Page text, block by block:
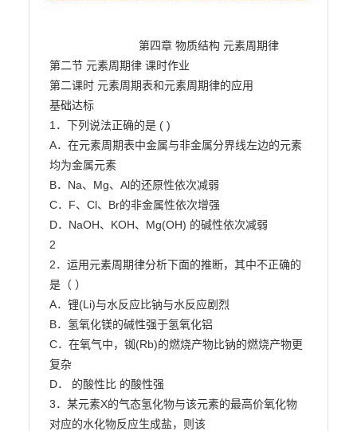
第二节 元素周期律 课时作业
第二课时 元素周期表和元素周期律的应用
基础达标
1．下列说法正确的是 ( )
A．在元素周期表中金属与非金属分界线左边的元素
均为金属元素
B．Na、Mg、Al的还原性依次减弱
C．F、Cl、Br的非金属性依次增强
D．NaOH、KOH、Mg(OH) 的碱性依次减弱
2
2．运用元素周期律分析下面的推断，其中不正确的
是（ ）
A．锂(Li)与水反应比钠与水反应剧烈
B．氢氧化镁的碱性强于氢氧化铝
C．在氧气中，铷(Rb)的燃烧产物比钠的燃烧产物更
复杂
D． 的酸性比 的酸性强
3．某元素X的气态氢化物与该元素的最高价氧化物
对应的水化物反应生成盐，则该